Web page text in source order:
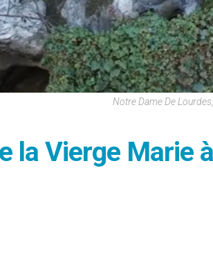
Notre Dame De
la Vierge Marie